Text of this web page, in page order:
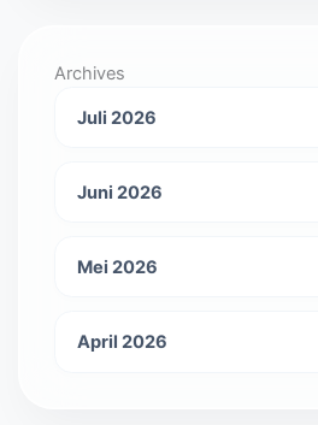
Archives
Juli 2026
Juni 2026
Mei 2026
April 2026